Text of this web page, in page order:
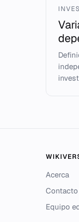
Acerca
Contacto
Equipo